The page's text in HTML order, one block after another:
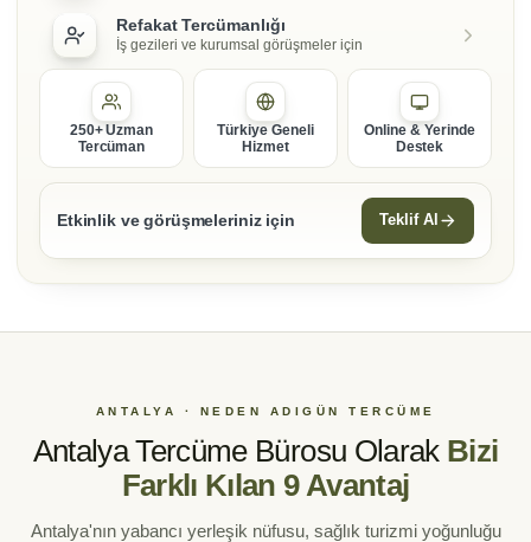
Refakat Tercümanlığı
İş gezileri ve kurumsal görüşmeler için
250+ Uzman
Tercüman
Türkiye Geneli
Hizmet
Online & Yerinde
Destek
Etkinlik ve görüşmeleriniz için Teklif Al
ANTALYA · NEDEN ADIGÜN TERCÜME
Antalya Tercüme Bürosu Olarak Bizi
Farklı Kılan 9 Avantaj
Antalya'nın yabancı yerleşik nüfusu, sağlık turizmi yoğunluğu